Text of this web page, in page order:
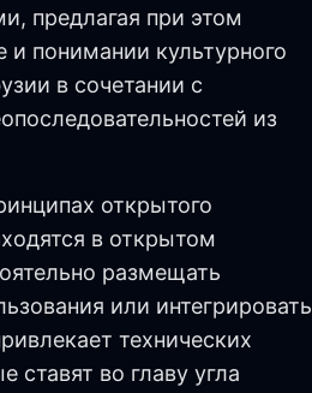
предлагая при этом
понимании культурного
в сочетании с
из
открытого
в открытом
размещать
или интегрировать
технических
ставят во главу угла